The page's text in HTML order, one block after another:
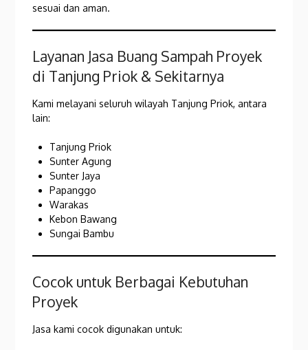
sesuai dan aman.
Layanan Jasa Buang Sampah Proyek
di Tanjung Priok & Sekitarnya
Kami melayani seluruh wilayah Tanjung Priok, antara
lain:
Tanjung Priok
Sunter Agung
Sunter Jaya
Papanggo
Warakas
Kebon Bawang
Sungai Bambu
Cocok untuk Berbagai Kebutuhan
Proyek
Jasa kami cocok digunakan untuk: